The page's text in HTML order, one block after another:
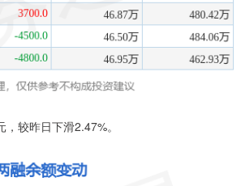
较昨日下滑2.47%。